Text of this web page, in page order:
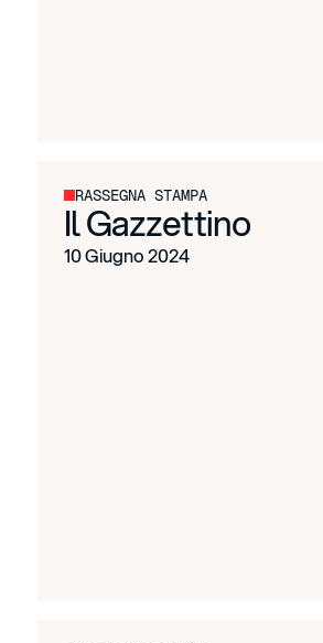
RASSEGNA STAMPA
Il Gazzettino
10 Giugno 2024